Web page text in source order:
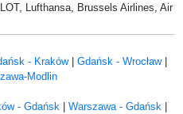
Lufthansa, Brussels Airlines, Air
- Kraków| Gdańsk - Wrocław|
Modlin
- Gdańsk | Warszawa - Gdańsk |